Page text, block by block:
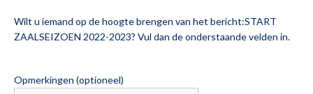
Wilt u iemand op de hoogte brengen van het bericht:START
ZAALSEIZOEN 2022-2023? Vul dan de onderstaande velden in.
Opmerkingen (optioneel)